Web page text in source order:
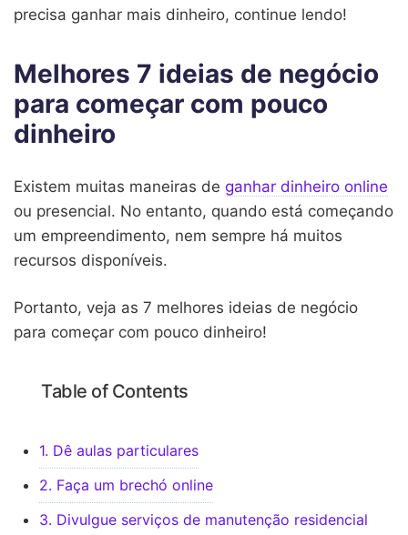
precisa ganhar mais dinheiro, continue lendo!
Melhores 7 ideias de negócio
para começar com pouco
dinheiro
Existem muitas maneiras de ganhar dinheiro online
ou presencial. No entanto, quando está começando
um empreendimento, nem sempre há muitos
recursos disponíveis.
Portanto, veja as 7 melhores ideias de negócio
para começar com pouco dinheiro!
Table of Contents
1. Dê aulas particulares
2. Faça um brechó online
3. Divulgue serviços de manutenção residencial